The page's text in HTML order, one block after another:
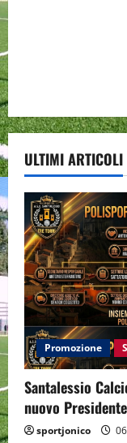
ULTIMI ARTICOLI
Promozione
Santalessio
nuovo
sportjonico